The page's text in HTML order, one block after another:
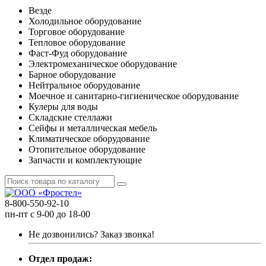
Везде
Холодильное оборудование
Торговое оборудование
Тепловое оборудование
Фаст-Фуд оборудование
Электромеханическое оборудование
Барное оборудование
Нейтральное оборудование
Моечное и санитарно-гигиеническое оборудование
Кулеры для воды
Складские стеллажи
Сейфы и металлическая мебель
Климатическое оборудование
Отопительное оборудование
Запчасти и комплектующие
8-800-550-92-10
пн-пт с 9-00 до 18-00
Не дозвонились? Заказ звонка!
Отдел продаж: